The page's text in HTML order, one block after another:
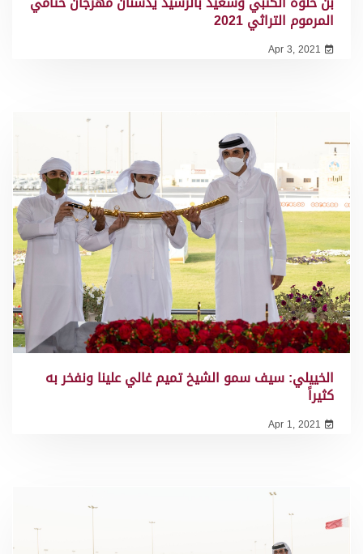
المرموم التراثي 2021
Apr 3, 2021
الخييلي: سيف سمو الشيخ تميم غالي علينا ونفخر به
كثيراً
Apr 1, 2021